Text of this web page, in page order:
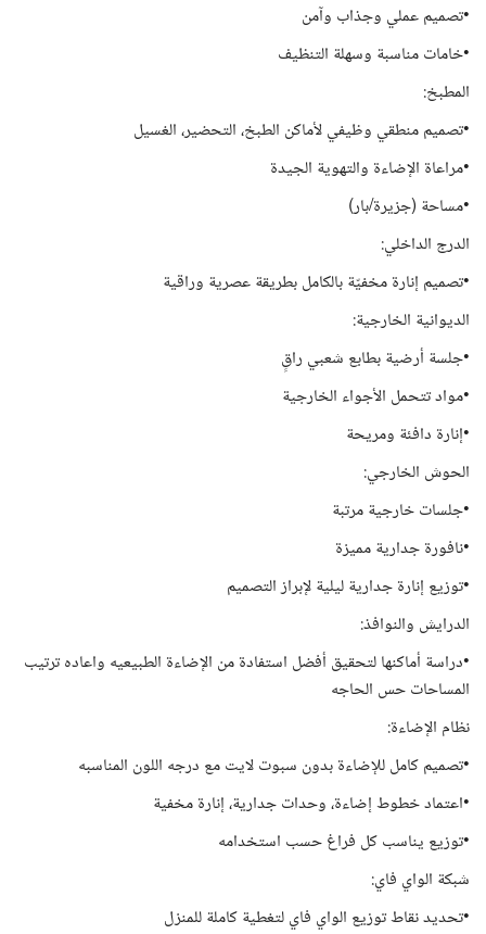
•تصميم عملي وجذاب وآمن
•خامات مناسبة وسهلة التنظيف
المطبخ:
•تصميم منطقي وظيفي لأماكن الطبخ، التحضير، الغسيل
•مراعاة الإضاءة والتهوية الجيدة
•مساحة (جزيرة/بار)
الدرج الداخلي:
•تصميم إنارة مخفيّة بالكامل بطريقة عصرية وراقية
الديوانية الخارجية:
•جلسة أرضية بطابع شعبي راقٍ
•مواد تتحمل الأجواء الخارجية
•إنارة دافئة ومريحة
الحوش الخارجي:
•جلسات خارجية مرتبة
•نافورة جدارية مميزة
•توزيع إنارة جدارية ليلية لإبراز التصميم
الدرايش والنوافذ:
•دراسة أماكنها لتحقيق أفضل استفادة من الإضاءة الطبيعيه واعاده ترتيب
المساحات حس الحاجه
نظام الإضاءة:
•تصميم كامل للإضاءة بدون سبوت لايت مع درجه اللون المناسبه
•اعتماد خطوط إضاءة، وحدات جدارية، إنارة مخفية
•توزيع يناسب كل فراغ حسب استخدامه
شبكة الواي فاي:
•تحديد نقاط توزيع الواي فاي لتغطية كاملة للمنزل